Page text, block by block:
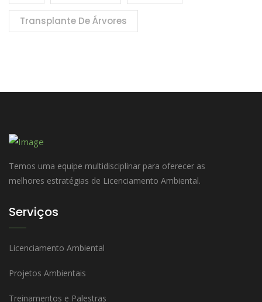
Transplante De Árvores
Temos uma equipe multidisciplinar para oferecer as
melhores estratégias de Licenciamento Ambiental.
Serviços
Licenciamento Ambiental
Projetos Ambientais
Treinamentos e Palestras